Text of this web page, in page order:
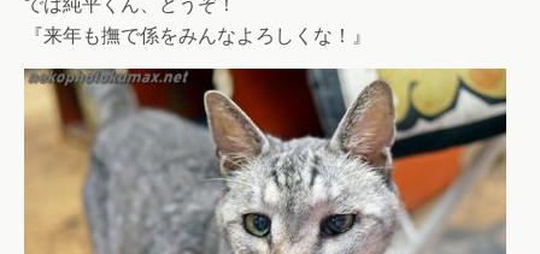
『来年も撫で係をみんなよろしくな！』